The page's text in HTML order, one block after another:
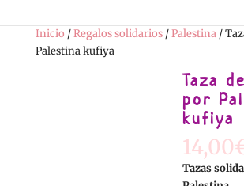
Inicio /Regalos solidarios/Palestina/
Palestina kufiya
Taza
por
kufiya
14,00
Tazas